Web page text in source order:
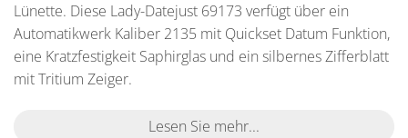
Lünette. Diese Lady-Datejust 69173 verfügt über ein
Automatikwerk Kaliber 2135 mit Quickset Datum Funktion,
eine Kratzfestigkeit Saphirglas und ein silbernes Zifferblatt
mit Tritium Zeiger.
Lesen Sie mehr...